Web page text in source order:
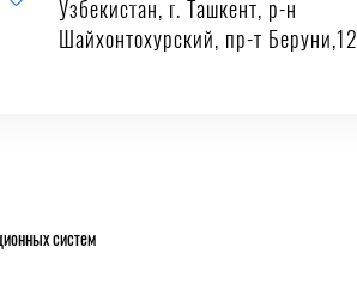
Узбекистан, г. Ташкент, р-н
Шайхонтохурский, пр-т Беруни,12
систем